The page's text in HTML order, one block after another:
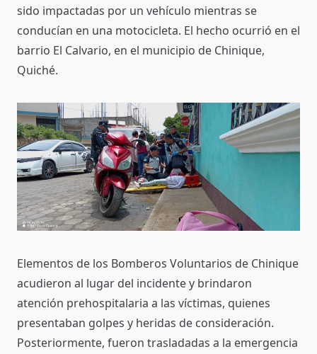
sido impactadas por un vehículo mientras se
conducían en una motocicleta. El hecho ocurrió en el
barrio El Calvario, en el municipio de Chinique,
Quiché.
Elementos de los Bomberos Voluntarios de Chinique
acudieron al lugar del incidente y brindaron
atención prehospitalaria a las víctimas, quienes
presentaban golpes y heridas de consideración.
Posteriormente, fueron trasladadas a la emergencia